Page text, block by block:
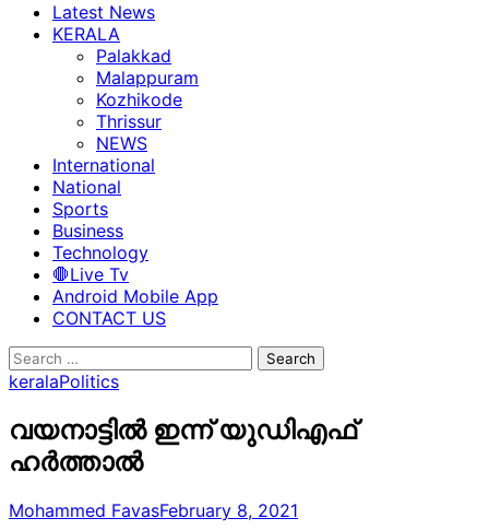
Latest News
KERALA
Palakkad
Malappuram
Kozhikode
Thrissur
NEWS
International
National
Sports
Business
Technology
🛑Live Tv
Android Mobile App
CONTACT US
Search
for:
keralaPolitics
വയനാട്ടില്‍ ഇന്ന് യുഡിഎഫ്
ഹര്‍ത്താല്‍
Mohammed FavasFebruary 8, 2021